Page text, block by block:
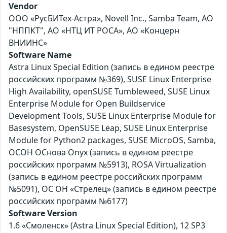
Vendor
ООО «РусБИТех-Астра», Novell Inc., Samba Team, АО
"НППКТ", АО «НТЦ ИТ РОСА», АО «Концерн
ВНИИНС»
Software Name
Astra Linux Special Edition (запись в едином реестре
российских программ №369), SUSE Linux Enterprise
High Availability, openSUSE Tumbleweed, SUSE Linux
Enterprise Module for Open Buildservice
Development Tools, SUSE Linux Enterprise Module for
Basesystem, OpenSUSE Leap, SUSE Linux Enterprise
Module for Python2 packages, SUSE MicroOS, Samba,
ОСОН ОСнова Оnyx (запись в едином реестре
российских программ №5913), ROSA Virtualization
(запись в едином реестре российских программ
№5091), ОС ОН «Стрелец» (запись в едином реестре
российских программ №6177)
Software Version
1.6 «Смоленск» (Astra Linux Special Edition), 12 SP3